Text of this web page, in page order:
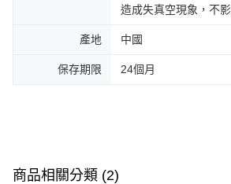
造成失真空現象，不
產地 中國
保存期限 24個月
商品相關分類 (2)